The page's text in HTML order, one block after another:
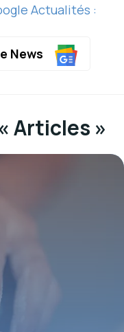
Actualités :
News
Articles »